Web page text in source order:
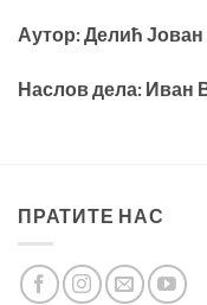
Аутор: Делић Јован
Наслов дела: Иван
ПРАТИТЕ НАС